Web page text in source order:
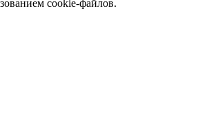
cookie-файлов.